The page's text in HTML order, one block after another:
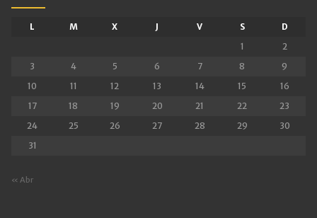
L M X J V S
D
1
2
3
4 5 6 7 8
9
10
11 12 13 14 15
16
17
18 19 20 21 22
23
24
25 26 27 28 29
30
31
« Abr